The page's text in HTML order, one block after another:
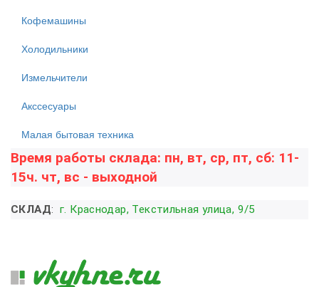
Кофемашины
Холодильники
Измельчители
Акссесуары
Малая бытовая техника
Время работы склада: пн, вт, ср, пт, сб: 11-
15ч. чт, вс - выходной
СКЛАД: г. Краснодар, Текстильная улица, 9/5